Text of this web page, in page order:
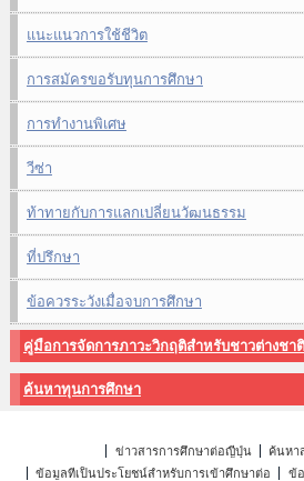
แนะแนวการใช้ชีวิต
การสมัครขอรับทุนการศึกษา
การทำงานพิเศษ
วีซ่า
ท้าทายกับการแลกเปลี่ยนวัฒนธรรม
ที่ปรึกษา
ข้อควรระวังเมื่อจบการศึกษา
คู่มือการจัดการภาวะวิกฤติสำหรับชาวต่างชาติ
ค้นหาทุนการศึกษา
ข่าวสารการศึกษาต่อญี่ปุ่น
ค้นหา
ข้อมูลที่เป็นประโยชน์สำหรับการเข้าศึกษาต่อ
ข้